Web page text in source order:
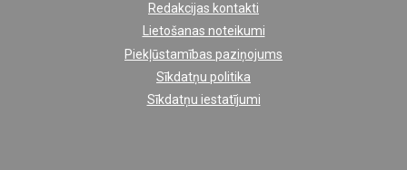
Redakcijas kontakti
Lietošanas noteikumi
Piekļūstamības paziņojums
Sīkdatņu politika
Sīkdatņu iestatījumi